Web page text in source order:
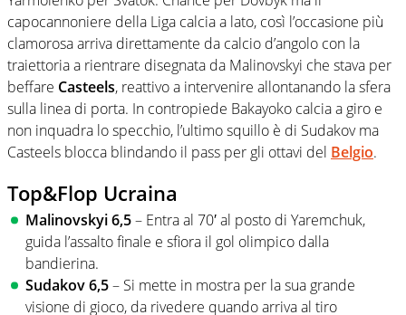
capocannoniere della Liga calcia a lato, così l’occasione più
clamorosa arriva direttamente da calcio d’angolo con la
traiettoria a rientrare disegnata da Malinovskyi che stava per
beffare Casteels, reattivo a intervenire allontanando la sfera
sulla linea di porta. In contropiede Bakayoko calcia a giro e
non inquadra lo specchio, l’ultimo squillo è di Sudakov ma
Casteels blocca blindando il pass per gli ottavi del Belgio.
Top&Flop Ucraina
Malinovskyi 6,5– Entra al 70′ al posto di Yaremchuk,
guida l’assalto finale e sfiora il gol olimpico dalla
bandierina.
Sudakov 6,5– Si mette in mostra per la sua grande
visione di gioco, da rivedere quando arriva al tiro